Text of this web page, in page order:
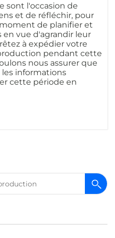
sont l'occasion de
et de réfléchir, pour
de planifier et
vue d'agrandir leur
à expédier votre
pendant cette
nous assurer que
informations
cette période en